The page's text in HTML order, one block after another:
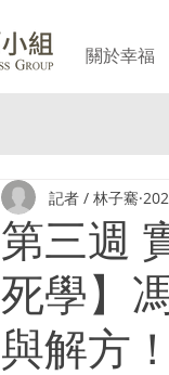
關於幸福
第三週
死學】
與解方
記者 / 林子騫